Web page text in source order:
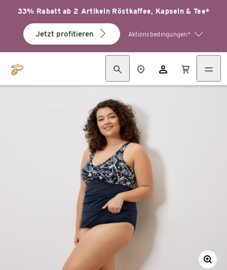
33% Rabatt ab 2 Artikeln Röstkaffee, Kapseln & Tee*
Jetzt profitieren Aktionsbedingungen*